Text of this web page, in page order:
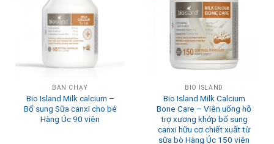
BÁN CHẠY
Bio Island Milk calcium –
Bổ sung Sữa canxi cho bé
Hàng Úc 90 viên
BIO ISLAND
Bio Island Milk Calcium
Bone Care – Viên uống hỗ
trợ xương khớp bổ sung
canxi hữu cơ chiết xuất từ
sữa bò Hàng Úc 150 viên